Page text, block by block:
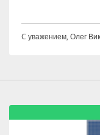
C уважением, Олег